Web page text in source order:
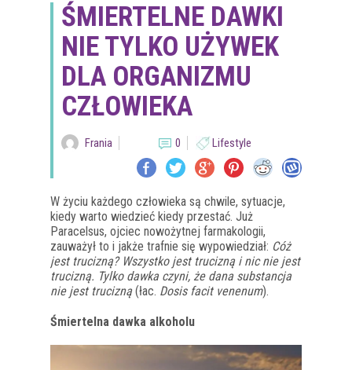
ŚMIERTELNE DAWKI
NIE TYLKO UŻYWEK
DLA ORGANIZMU
CZŁOWIEKA
Frania 0 Lifestyle
W życiu każdego człowieka są chwile, sytuacje,
kiedy warto wiedzieć kiedy przestać. Już
Paracelsus, ojciec nowożytnej farmakologii,
zauważył to i jakże trafnie się wypowiedział: Cóż
jest trucizną? Wszystko jest trucizną i nic nie jest
trucizną. Tylko dawka czyni, że dana substancja
nie jest trucizną(łac. Dosis facit venenum).
Śmiertelna dawka alkoholu